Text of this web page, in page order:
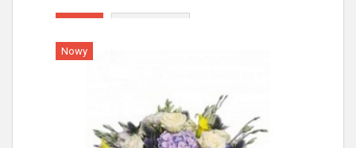
Nowy